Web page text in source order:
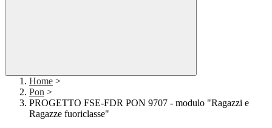
Home >
Pon >
PROGETTO FSE-FDR PON 9707 - modulo "Ragazzi e
Ragazze fuoriclasse"